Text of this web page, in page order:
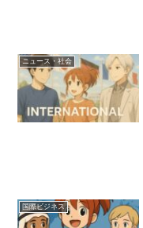
ニュース・社会
国際ビジネス